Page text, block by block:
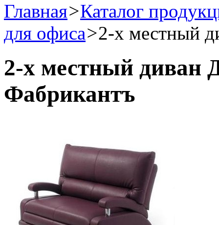
Главная>Каталог
для офиса>2-х местный
2-х местный
Фабрикантъ